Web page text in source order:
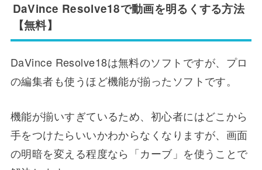
DaVince Resolve18で動画を明るくする方法
【無料】
DaVince Resolve18は無料のソフトですが、プロ
の編集者も使うほど機能が揃ったソフトです。
機能が揃いすぎているため、初心者にはどこから
手をつけたらいいかわからなくなりますが、画面
の明暗を変える程度なら「カーブ」を使うことで